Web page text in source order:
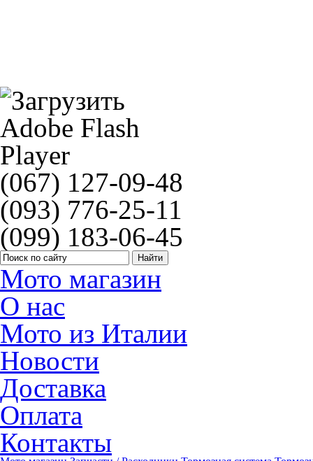
(067) 127-09-48
(093) 776-25-11
(099) 183-06-45
Мото магазин
О нас
Мото из Италии
Новости
Доставка
Оплата
Контакты